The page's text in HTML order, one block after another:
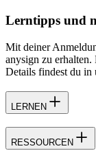
Lerntipps und
Mit deiner
anysign zu
Details findest du in
LERNEN
RESSOURCEN